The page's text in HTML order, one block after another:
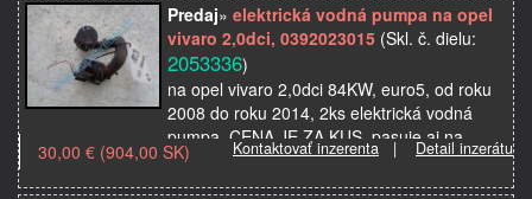
Predaj» elektrická vodná pumpa na opel
vivaro 2,0dci, 0392023015 (Skl. č. dielu:
2053336)
na opel vivaro 2,0dci 84KW, euro5, od roku
2008 do roku 2014, 2ks elektrická vodná
pumpa, CENA JE ZA KUS, pasuje aj na
renault trafic, nissan primastar, použité
originálne aut…
Kontaktovať inzerenta | Detail inzerátu
30,00 € (904,00 SK)